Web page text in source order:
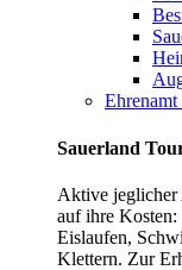
Sauerland
Aktive jeglicher
auf ihre
Eislaufen,
Klettern. Zur